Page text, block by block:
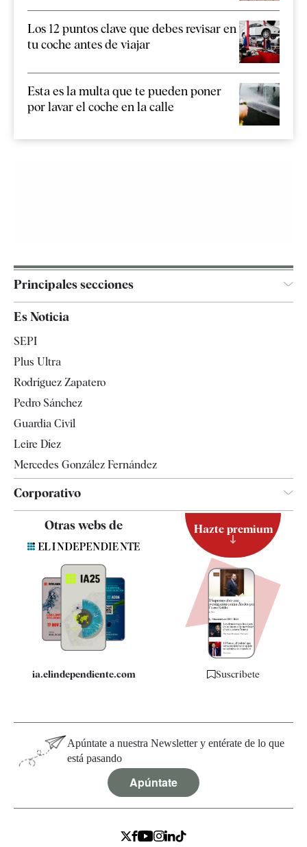
Los 12 puntos clave que debes revisar en
tu coche antes de viajar
Esta es la multa que te pueden poner
por lavar el coche en la calle
Principales secciones
Televisión
Es Noticia
SEPI
Plus Ultra
Rodríguez Zapatero
Pedro Sánchez
Guardia Civil
Leire Díez
Mercedes González Fernández
Corporativo
Quiénes somos
Especificaciones
Otras webs de
ia.elindependiente.com
Hazte premium
Suscríbete
Apúntate a nuestra Newsletter y entérate de lo que
está pasando
Apúntate